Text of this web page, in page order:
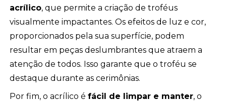
acrílico, que permite a criação de troféus
visualmente impactantes. Os efeitos de luz e cor,
proporcionados pela sua superfície, podem
resultar em peças deslumbrantes que atraem a
atenção de todos. Isso garante que o troféu se
destaque durante as cerimônias.
Por fim, o acrílico éfácil de limpar e manter, o